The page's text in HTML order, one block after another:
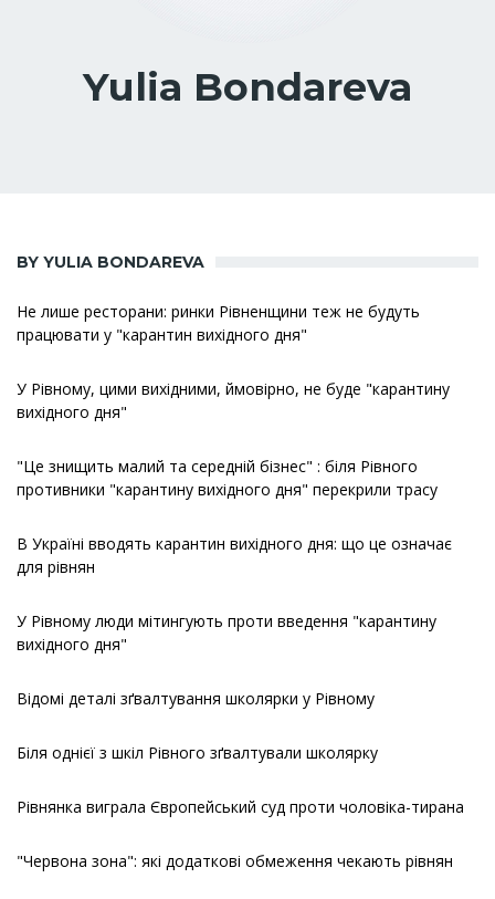
Yulia Bondareva
BY YULIA BONDAREVA
Не лише ресторани: ринки Рівненщини теж не будуть
працювати у "карантин вихідного дня"
У Рівному, цими вихідними, ймовірно, не буде "карантину
вихідного дня"
"Це знищить малий та середній бізнес" : біля Рівного
противники "карантину вихідного дня" перекрили трасу
В Україні вводять карантин вихідного дня: що це означає
для рівнян
У Рівному люди мітингують проти введення "карантину
вихідного дня"
Відомі деталі зґвалтування школярки у Рівному
Біля однієї з шкіл Рівного зґвалтували школярку
Рівнянка виграла Європейський суд проти чоловіка-тирана
"Червона зона": які додаткові обмеження чекають рівнян